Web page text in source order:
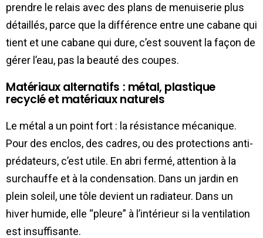
prendre le relais avec des plans de menuiserie plus
détaillés, parce que la différence entre une cabane qui
tient et une cabane qui dure, c’est souvent la façon de
gérer l’eau, pas la beauté des coupes.
Matériaux alternatifs : métal, plastique
recyclé et matériaux naturels
Le métal a un point fort : la résistance mécanique.
Pour des enclos, des cadres, ou des protections anti-
prédateurs, c’est utile. En abri fermé, attention à la
surchauffe et à la condensation. Dans un jardin en
plein soleil, une tôle devient un radiateur. Dans un
hiver humide, elle “pleure” à l’intérieur si la ventilation
est insuffisante.